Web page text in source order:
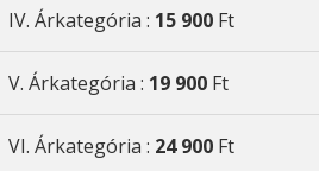
IV. Árkategória : 15 900 Ft
V. Árkategória : 19 900 Ft
VI. Árkategória : 24 900 Ft